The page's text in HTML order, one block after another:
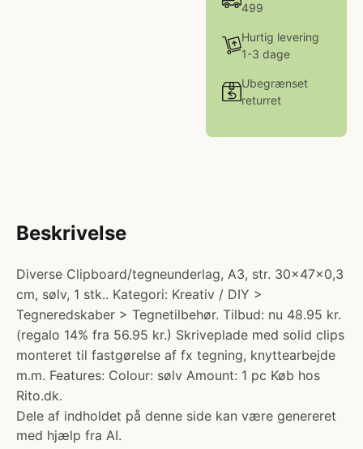
499
Hurtig levering
1-3 dage
Ubegrænset
returret
Beskrivelse
Diverse Clipboard/tegneunderlag, A3, str. 30x47x0,3
cm, sølv, 1 stk.. Kategori: Kreativ / DIY >
Tegneredskaber > Tegnetilbehør. Tilbud: nu 48.95 kr.
(regalo 14% fra 56.95 kr.) Skriveplade med solid clips
monteret til fastgørelse af fx tegning, knyttearbejde
m.m. Features: Colour: sølv Amount: 1 pc Køb hos
Rito.dk.
Dele af indholdet på denne side kan være genereret
med hjælp fra AI.